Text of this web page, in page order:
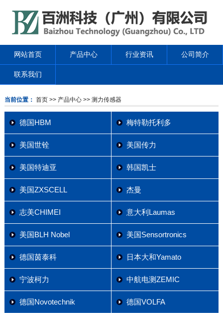
网站首页 产品中心 行业资讯 公司简介
联系我们
当前位置： 首页 >> 产品中心>> 测力传感器
德国HBM 梅特勒托利多
美国世铨 美国传力
美国特迪亚 韩国凯士
美国ZXSCELL 杰曼
志美CHIMEI 意大利Laumas
美国BLH Nobel 美国Sensortronics
德国茵泰科 日本大和Yamato
宁波柯力 中航电测ZEMIC
德国Novotechnik 德国VOLFA